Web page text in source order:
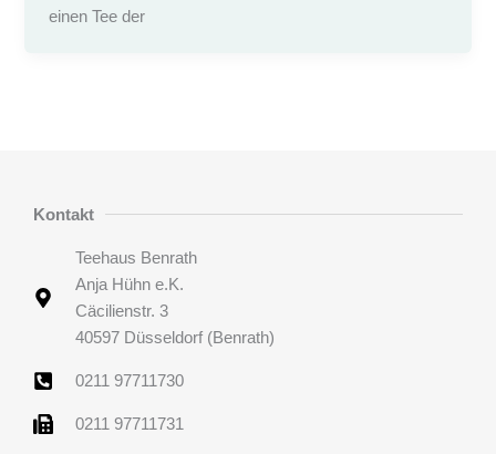
einen Tee der
Kontakt
Teehaus Benrath
Anja Hühn e.K.
Cäcilienstr. 3
40597 Düsseldorf (Benrath)
0211 97711730
0211 97711731